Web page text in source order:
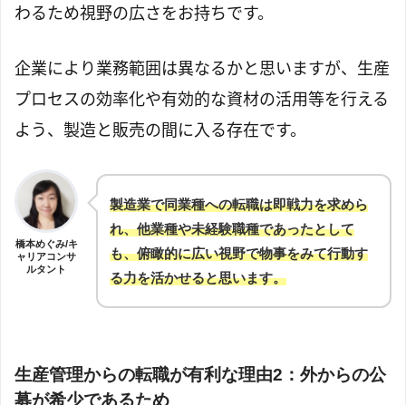
わるため視野の広さをお持ちです。
企業により業務範囲は異なるかと思いますが、生産
プロセスの効率化や有効的な資材の活用等を行える
よう、製造と販売の間に入る存在です。
橋本めぐみ/キ
ャリアコンサ
ルタント
製造業で同業種への転職は即戦力を求めら
れ、他業種や未経験職種であったとして
も、俯瞰的に広い視野で物事をみて行動す
る力を活かせると思います。
生産管理からの転職が有利な理由2：外からの公
募が希少であるため